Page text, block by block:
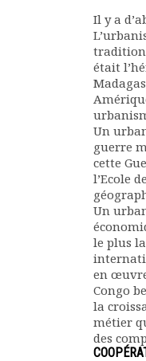
Il y a
tradition
était
Un
guerre
cette
l’Ecole
Un
le plus
en
Congo
la
métier
des